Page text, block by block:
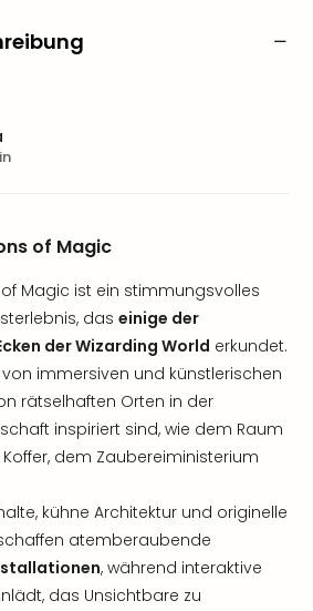
of Magic
of Magic ist ein stimmungsvolles
das einige der
der Wizarding World erkundet.
von immersiven und künstlerischen
rätselhaften Orten in der
inspiriert sind, wie dem Raum
dem Zaubereiministerium
kühne Architektur und originelle
atemberaubende
, während interaktive
das Unsichtbare zu